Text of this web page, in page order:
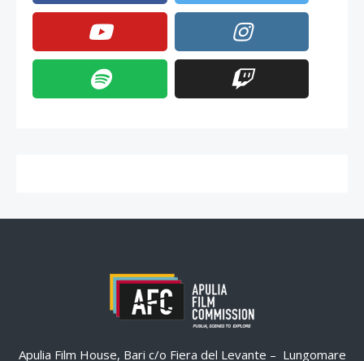
Apulia Film House, Bari c/o Fiera del Levante – Lungomare